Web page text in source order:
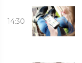
14:30